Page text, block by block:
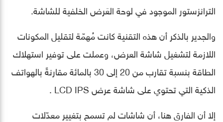
الترانزستور الموجود في لوحة العَرض الخلفية للشاشة.
والجدير بالذكر أن هذه التقنية كانت مُهمّة لتقليل المكونات
اللازمة لتشغيل شاشة العرض، وعملت على توفير استهلاك
الطاقة بنسبة تقارب من 20 إلى 30 بالمائة مقارنةً بالهواتف
الذكية التي تحتوي على شاشة عرض LCD IPS .
إلا أن الفارق هنا، أن شاشات لم تسمح بتغيير معدّلات